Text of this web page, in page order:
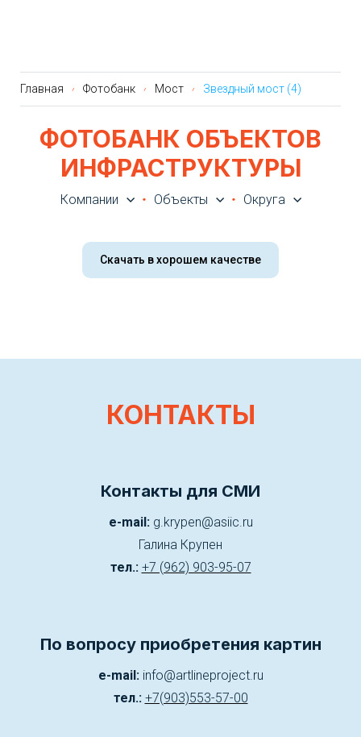
Главная Фотобанк Мост Звездный мост (4)
ФОТОБАНК ОБЪЕКТОВ
ИНФРАСТРУКТУРЫ
Компании Объекты Округа
Скачать в хорошем качестве
КОНТАКТЫ
Контакты для СМИ
e-mail:g.krypen@asiic.ru
Галина Крупен
тел.: +7 (962) 903-95-07
По вопросу приобретения картин
e-mail:info@artlineproject.ru
тел.: +7(903)553-57-00